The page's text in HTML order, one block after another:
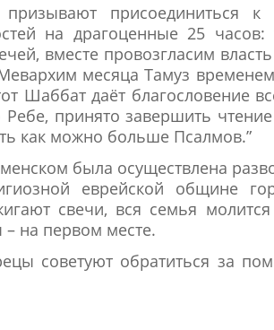
присоединиться к
на драгоценные 25 часов:
вместе провозгласим
месяца Тамуз
Шаббат даёт благословение
принято завершить
как можно больше Псалмов.”
была осуществлена
еврейской общине
свечи, вся семья
на первом месте.
советуют обратиться за